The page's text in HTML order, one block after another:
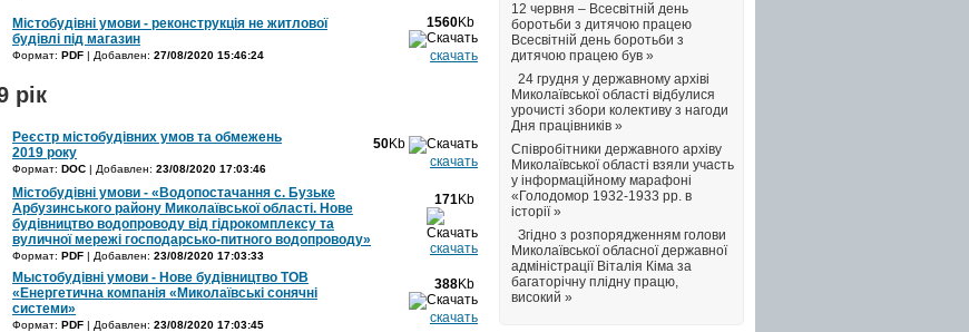
Містобудівні умови - реконструкція не житлової
будівлі під магазин
Формат: PDF | Добавлен: 27/08/2020 15:46:24
1560Kb
скачать
рік
Реєстр містобудівних умов та обмежень
2019 року
Формат: DOC | Добавлен: 23/08/2020 17:03:46
50Kb
скачать
Містобудівні умови - «Водопостачання с. Бузьке
Арбузинського району Миколаївської області. Нове
будівництво водопроводу від гідрокомплексу та
вуличної мережі господарсько-питного водопроводу»
Формат: PDF | Добавлен: 23/08/2020 17:03:33
171Kb
скачать
Мыстобудівні умови - Нове будівництво ТОВ
«Енергетична компанія «Миколаївські сонячні
системи»
Формат: PDF | Добавлен: 23/08/2020 17:03:45
388Kb
скачать
12 червня – Всесвітній день
боротьби з дитячою працею
Всесвітній день боротьби з
дитячою працею був »
24 грудня у державному архіві
Миколаївської області відбулися
урочисті збори колективу з нагоди
Дня працівників »
Співробітники державного архіву
Миколаївської області взяли участь
у інформаційному марафоні
«Голодомор 1932-1933 рр. в
історії »
Згідно з розпорядженням голови
Миколаївської обласної державної
адміністрації Віталія Кіма за
багаторічну плідну працю,
високий »